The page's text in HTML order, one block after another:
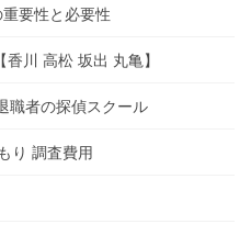
要性と必要性
川 高松 坂出 丸亀】
職者の探偵スクール
り 調査費用